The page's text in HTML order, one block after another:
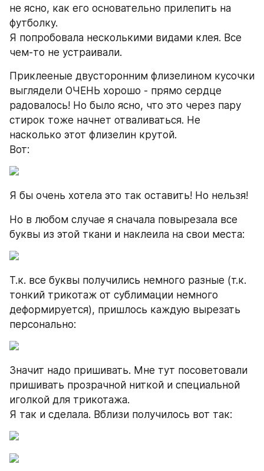
не ясно, как его основательно прилепить на
футболку.
Я попробовала несколькими видами клея. Все
чем-то не устраивали.
Приклееные двусторонним флизелином кусочки
выглядели ОЧЕНЬ хорошо - прямо сердце
радовалось! Но было ясно, что это через пару
стирок тоже начнет отваливаться. Не
насколько этот флизелин крутой.
Вот:
Я бы очень хотела это так оставить! Но нельзя!
Но в любом случае я сначала повырезала все
буквы из этой ткани и наклеила на свои места:
Т.к. все буквы получились немного разные (т.к.
тонкий трикотаж от сублимации немного
деформируется), пришлось каждую вырезать
персонально:
Значит надо пришивать. Мне тут посоветовали
пришивать прозрачной ниткой и специальной
иголкой для трикотажа.
Я так и сделала. Вблизи получилось вот так: